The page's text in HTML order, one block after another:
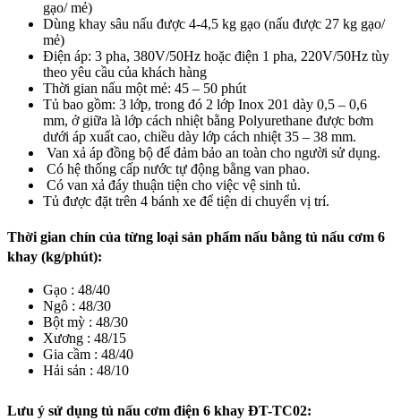
gạo/ mẻ)
Dùng khay sâu nấu được 4-4,5 kg gạo (nấu được 27 kg gạo/
mẻ)
Điện áp: 3 pha, 380V/50Hz hoặc điện 1 pha, 220V/50Hz tùy
theo yêu cầu của khách hàng
Thời gian nấu một mẻ: 45 – 50 phút
Tủ bao gồm: 3 lớp, trong đó 2 lớp Inox 201 dày 0,5 – 0,6
mm, ở giữa là lớp cách nhiệt bằng Polyurethane được bơm
dưới áp xuất cao, chiều dày lớp cách nhiệt 35 – 38 mm.
Van xả áp đồng bộ để đảm bảo an toàn cho người sử dụng.
Có hệ thống cấp nước tự động bằng van phao.
Có van xả đáy thuận tiện cho việc vệ sinh tủ.
Tủ được đặt trên 4 bánh xe để tiện di chuyển vị trí.
Thời gian chín của từng loại sản phẩm nấu bằng tủ nấu cơm 6
khay (kg/phút):
Gạo : 48/40
Ngô : 48/30
Bột mỳ : 48/30
Xương : 48/15
Gia cầm : 48/40
Hải sản : 48/10
Lưu ý sử dụng tủ nấu cơm điện 6 khay ĐT-TC02: